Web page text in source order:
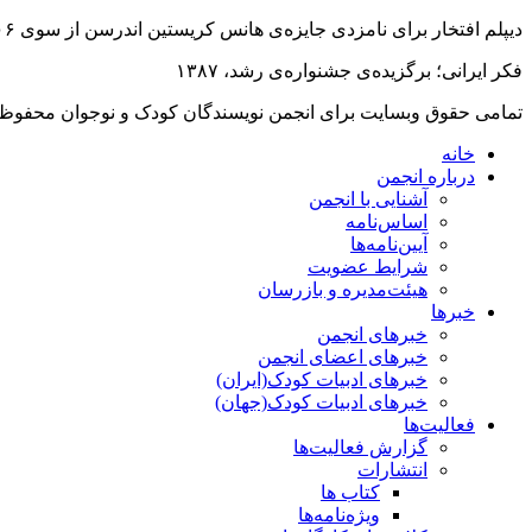
دیپلم افتخار براى نامزدى جایزه‌ى هانس کریستین اندرسن از سوى IBBY، ۲۰۰۶
فکر ایرانى؛ برگزیده‌ى جشنواره‌ى رشد، ۱۳۸۷
تمامی حقوق وبسایت برای انجمن نویسندگان کودک و نوجوان
خانه
درباره انجمن
آشنایی با انجمن
اساس‌نامه
آیین‌نامه‌ها
شرایط عضویت
هیئت‌مدیره و بازرسان
خبرها
خبرهای انجمن
خبرهای اعضای انجمن
خبرهای ادبیات کودک(ایران)
خبرهای ادبیات کودک(جهان)
فعالیت‌ها
گزارش فعالیت‌ها
انتشارات
کتاب ها
ویژه‌نامه‌ها